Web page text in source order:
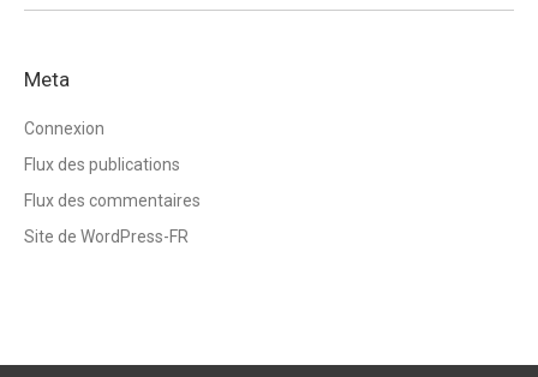
Meta
Connexion
Flux des publications
Flux des commentaires
Site de WordPress-FR